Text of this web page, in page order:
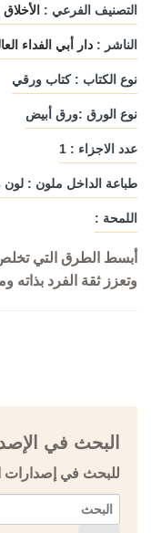
التصنيف الفرعي :
الناشر : دار أبي الفداء
نوع الكتاب : كتاب ورقي
نوع الورق :ورق أبيض
عدد الاجزاء : 1
طباعة الداخل ملون : لون
اللمحة :
أبسط الطرق التي تخلص
وتعزز ثقة الفرد
البحث في
للبحث في إصدارات